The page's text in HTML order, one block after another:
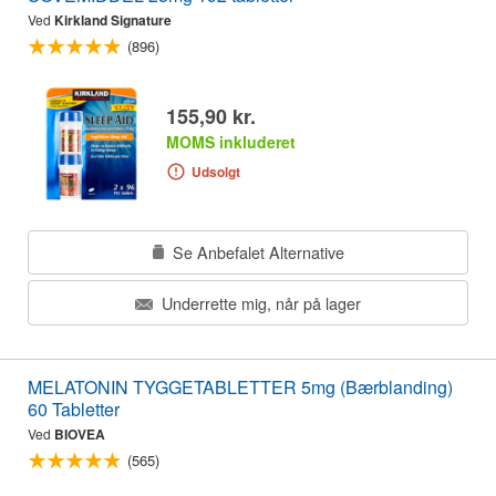
Ved Kirkland Signature
(896)
155,90 kr.
MOMS inkluderet
Udsolgt
Se Anbefalet Alternative
Underrette mig, når på lager
MELATONIN TYGGETABLETTER 5mg (Bærblanding)
60 Tabletter
Ved BIOVEA
(565)